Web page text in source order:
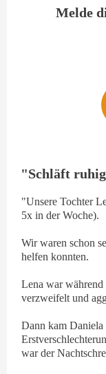
Melde
"Schläft
"Unsere Tochter
5x in der Woche).
Wir waren schon
helfen konnten.
Lena war während
verzweifelt und
Dann kam Daniela
war der